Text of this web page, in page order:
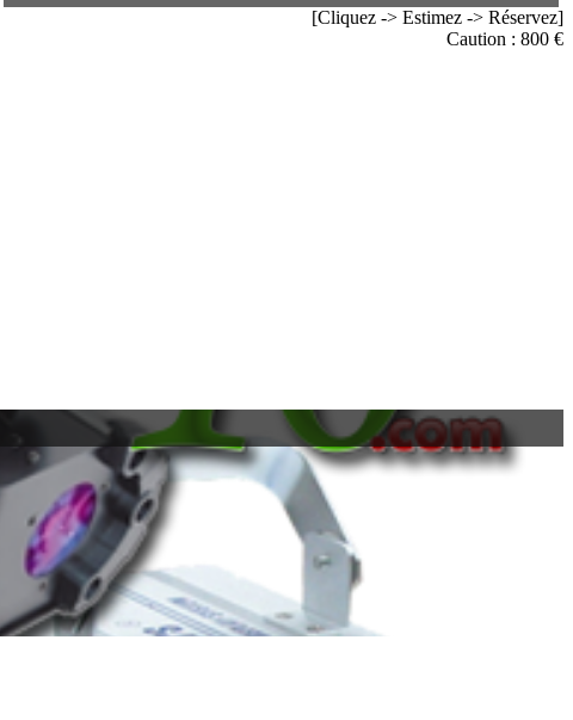
[Cliquez -> Estimez -> Réservez]
Caution : 800 €